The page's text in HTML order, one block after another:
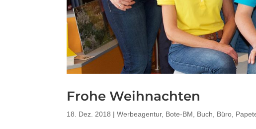
Frohe Weihnachten
18. Dez. 2018 |Werbeagentur, Bote-BM Buch Büro